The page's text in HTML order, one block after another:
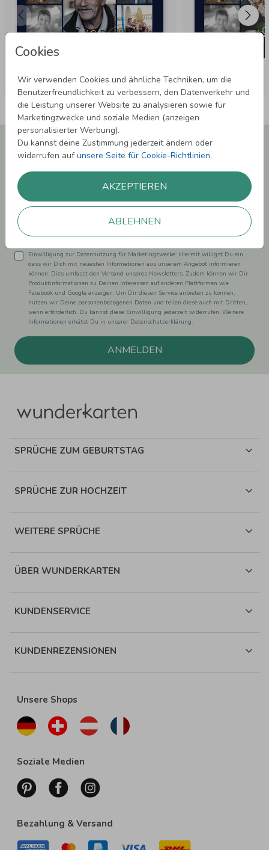
Cookies
Wir verwenden Cookies und ähnliche Techniken, um die
Benutzerfreundlichkeit zu verbessern, den Datenverkehr und
die Leistung unserer Website zu analysieren sowie für
Marketingzwecke und soziale Medien (anzeigen
personalisierter Werbung).
Du kannst deine Zustimmung jederzeit ändern oder
widerrufen aufunsere Seite für Cookie-Richtlinien.
AKZEPTIEREN
ABLEHNEN
Newsletter abonnieren und 5,00 € Rabatt**
sichern!
Melde Dich zu unserem Newsletter an und bleibe auf dem
Laufenden.
Einwilligung zur Datennutzung für Marketingzwecke: Hiermit willigst Du ein,
dass wir Dich mit neuesten Informationen aus unserem Angebot informieren
können. Dies umfasst den Versand unseres Newsletters. Zudem können wir Dir
Produktinformationen zu Deinen Interessen auf anderen Plattformen wie
Facebook und Google anzeigen. Um Dir diesen Service anbieten zu können,
nutzen wir Deine personenbezogenen Daten und teilen diese auch mit Dritten,
wenn erforderlich. Du kannst diese Einwilligung jederzeit widerrufen. Weitere
Informationen erhätst Du in unserer Datenschutzerklärung.
ANMELDEN
SPRÜCHE ZUM GEBURTSTAG
SPRÜCHE ZUR HOCHZEIT
WEITERE SPRÜCHE
ÜBER WUNDERKARTEN
KUNDENSERVICE
KUNDENREZENSIONEN
Unsere Shops
Soziale Medien
Bezahlung & Versand